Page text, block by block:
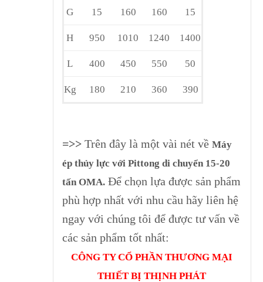
G 15 160 160 15
H 950 1010 1240 1400
L 400 450 550 50
Kg 180 210 360 390
=>>Trên đây là một vài nét về Máy
ép thủy lực với Pittong di chuyển 15-20
tấn OMA.Để chọn lựa được sản phẩm
phù hợp nhất với nhu cầu hãy liên hệ
ngay với chúng tôi để được tư vấn về
các sản phẩm tốt nhất:
CÔNG TY CỔ PHẦN THƯƠNG MẠI
THIẾT BỊ THỊNH PHÁT